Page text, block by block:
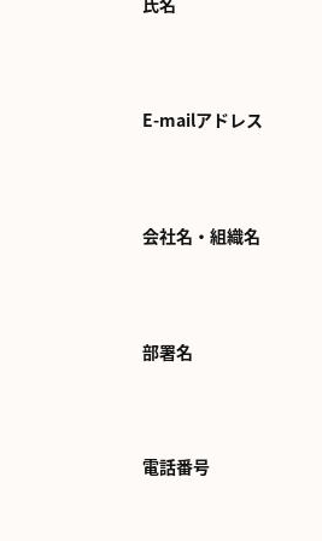
E-mailアドレス
会社名・組織名
部署名
電話番号